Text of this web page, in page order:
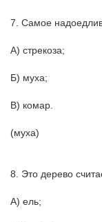
7. Самое
А) стрекоза;
Б) муха;
В) комар.
(муха)
8. Это дерево
А) ель;